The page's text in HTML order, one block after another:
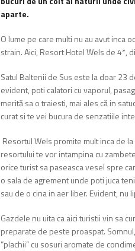
aparte.
O lume pe care multi nu au avut inca
strain. Aici, Resort Hotel Wels de 4*,
Satul Baltenii de Sus este la doar 23
evident, poti calatori cu vaporul,
merită sa o traiesti, mai ales că in
curat si te vei bucura de senzatiile
Resortul Wels promite mult inca de
resortului te vor intampina cu
orice turist sa paseasca vesel spre
o sala de agrement unde poti juca
sau de o cina in aer liber. Evident, nu
Gazdele nu uita ca aici turistii vin sa
preparate de peste proaspat.
”plachii” cu sosuri aromate de